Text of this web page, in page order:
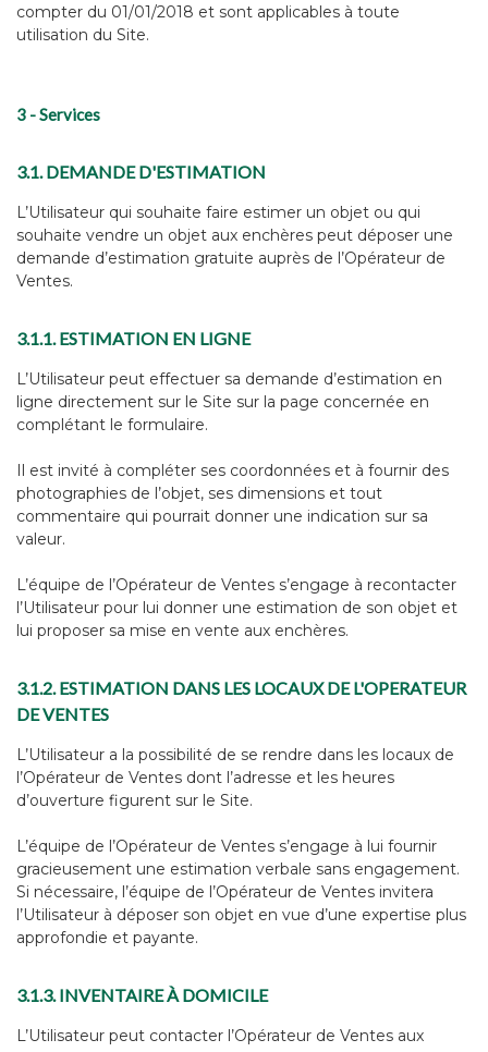
compter du 01/01/2018 et sont applicables à toute
utilisation du Site.
3 - Services
3.1. DEMANDE D'ESTIMATION
L’Utilisateur qui souhaite faire estimer un objet ou qui
souhaite vendre un objet aux enchères peut déposer une
demande d’estimation gratuite auprès de l’Opérateur de
Ventes.
3.1.1. ESTIMATION EN LIGNE
L’Utilisateur peut effectuer sa demande d’estimation en
ligne directement sur le Site sur la page concernée en
complétant le formulaire.
Il est invité à compléter ses coordonnées et à fournir des
photographies de l’objet, ses dimensions et tout
commentaire qui pourrait donner une indication sur sa
valeur.
L’équipe de l’Opérateur de Ventes s’engage à recontacter
l’Utilisateur pour lui donner une estimation de son objet et
lui proposer sa mise en vente aux enchères.
3.1.2. ESTIMATION DANS LES LOCAUX DE L'OPERATEUR
DE VENTES
L’Utilisateur a la possibilité de se rendre dans les locaux de
l’Opérateur de Ventes dont l’adresse et les heures
d’ouverture figurent sur le Site.
L’équipe de l’Opérateur de Ventes s’engage à lui fournir
gracieusement une estimation verbale sans engagement.
Si nécessaire, l’équipe de l’Opérateur de Ventes invitera
l’Utilisateur à déposer son objet en vue d’une expertise plus
approfondie et payante.
3.1.3. INVENTAIRE À DOMICILE
L’Utilisateur peut contacter l’Opérateur de Ventes aux